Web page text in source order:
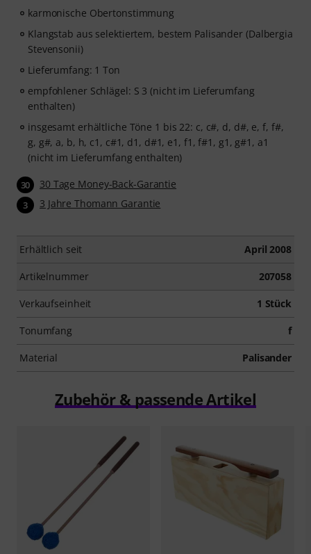
karmonische Obertonstimmung
Klangstab aus selektiertem, bestem Palisander (Dalbergia
Stevensonii)
Lieferumfang: 1 Ton
empfohlener Schlägel: S 3 (nicht im Lieferumfang
enthalten)
insgesamt erhältliche Töne 1 bis 22: c, c#, d, d#, e, f, f#,
g, g#, a, b, h, c1, c#1, d1, d#1, e1, f1, f#1, g1, g#1, a1
(nicht im Lieferumfang enthalten)
30 30 Tage Money-Back-Garantie
3 3 Jahre Thomann Garantie
Erhältlich seit April 2008
Artikelnummer 207058
Verkaufseinheit 1 Stück
Tonumfang f
Material Palisander
Zubehör & passende Artikel